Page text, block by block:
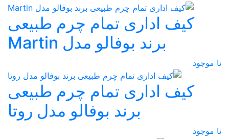
کیف اداری تمام چرم طبیعی
برند بوفالو مدل Martin
نا موجود
کیف اداری تمام چرم طبیعی
برند بوفالو مدل روتا
نا موجود